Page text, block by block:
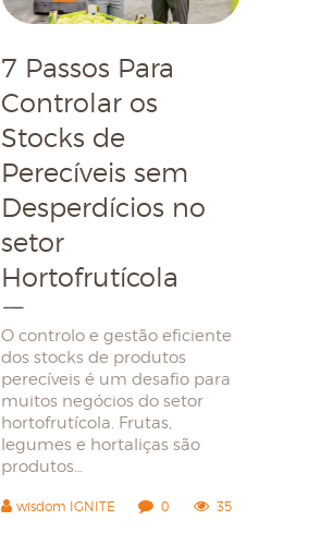
7 Passos Para
Controlar os
Stocks de
Perecíveis sem
Desperdícios no
setor
Hortofrutícola
O controlo e gestão eficiente
dos stocks de produtos
perecíveis é um desafio para
muitos negócios do setor
hortofrutícola. Frutas,
legumes e hortaliças são
produtos…
wisdom IGNITE 0 35